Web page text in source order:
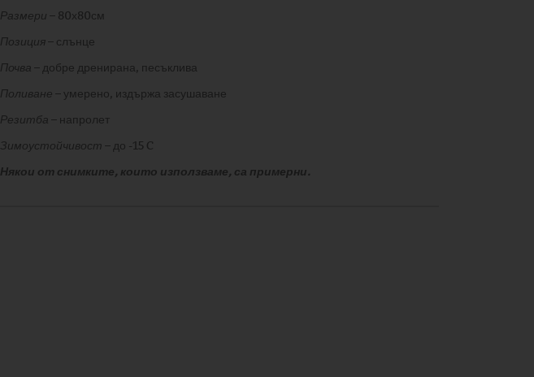
Размери – 80х80см
Позиция– слънце
Почва – добре дренирана, песъклива
Поливане – умерено, издържа засушаване
Резитба – напролет
Зимоустойчивост – до -15 C
Някои от снимките, които използваме, са примерни.